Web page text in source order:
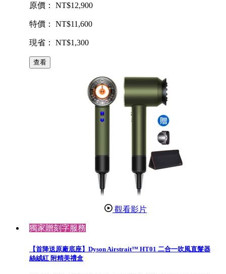
原價： NT$12,900
特價： NT$11,600
現省： NT$1,300
查看
觀看影片
獨家贈刻字服務
【首降送原廠底座】Dyson Airstrait™ HT01 二合一吹風直髮器
絲絨紅 附精美禮盒